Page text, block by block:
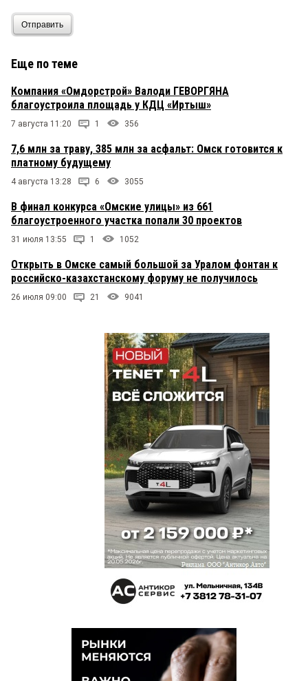
Отправить
Еще по теме
Компания «Омдорстрой» Валоди ГЕВОРГЯНА
благоустроила площадь у КДЦ «Иртыш»
7 августа 11:20 1 356
7,6 млн за траву, 385 млн за асфальт: Омск готовится к
платному будущему
4 августа 13:28 6 3055
В финал конкурса «Омские улицы» из 661
благоустроенного участка попали 30 проектов
31 июля 13:55 1 1052
Открыть в Омске самый большой за Уралом фонтан к
российско-казахстанскому форуму не получилось
26 июля 09:00 21 9041